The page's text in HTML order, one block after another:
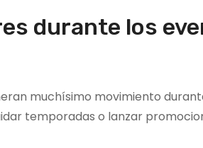
durante los
muchísimo movimiento
temporadas o lanzar